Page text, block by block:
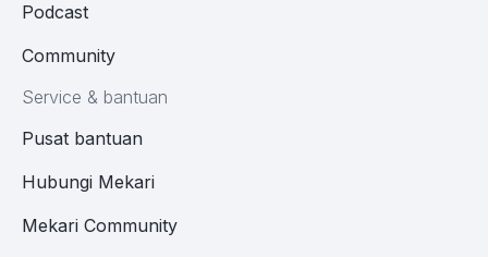
Podcast
Community
Service & bantuan
Pusat bantuan
Hubungi Mekari
Mekari Community